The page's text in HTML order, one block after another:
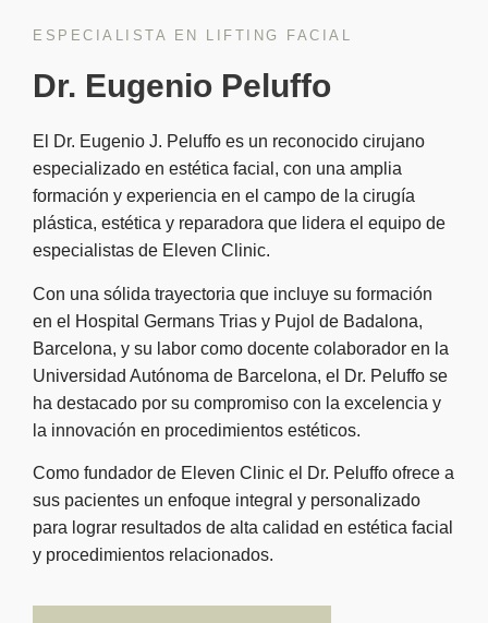
ESPECIALISTA EN LIFTING FACIAL
Dr. Eugenio Peluffo
El Dr. Eugenio J. Peluffo es un reconocido cirujano
especializado en estética facial, con una amplia
formación y experiencia en el campo de la cirugía
plástica, estética y reparadora que lidera el equipo de
especialistas de Eleven Clinic.
Con una sólida trayectoria que incluye su formación
en el Hospital Germans Trias y Pujol de Badalona,
Barcelona, y su labor como docente colaborador en la
Universidad Autónoma de Barcelona, el Dr. Peluffo se
ha destacado por su compromiso con la excelencia y
la innovación en procedimientos estéticos.
Como fundador de Eleven Clinic el Dr. Peluffo ofrece a
sus pacientes un enfoque integral y personalizado
para lograr resultados de alta calidad en estética facial
y procedimientos relacionados.